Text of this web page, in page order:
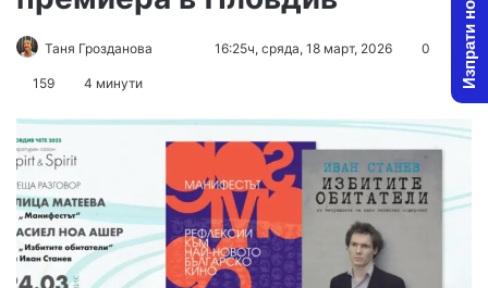
Таня Грозданова
Send16:25ч, сряда, 18 март, 2026 0
159 4 минути Изпрати новина